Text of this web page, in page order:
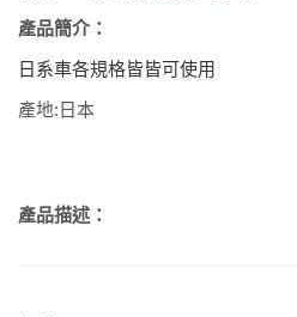
產品簡介：
日系車各規格皆皆可使用
產地:日本
產品描述：